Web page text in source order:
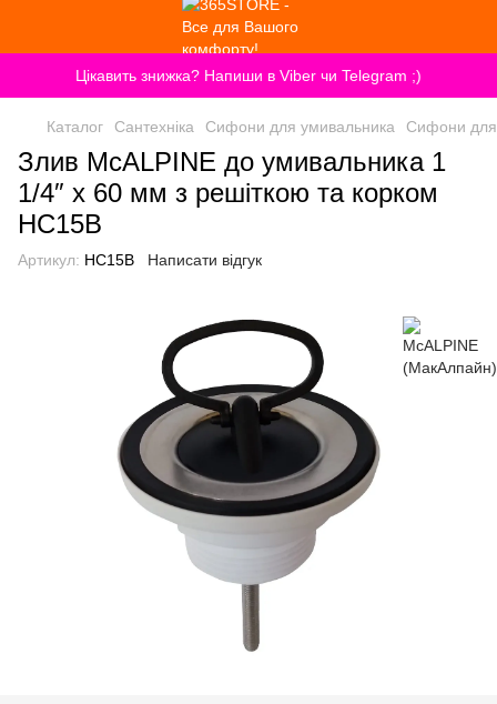
Цікавить знижка? Напиши в Viber чи Telegram ;)
Каталог Сантехніка Сифони для умивальника Сифони для
Злив McALPINE до умивальника 1
1/4″ x 60 мм з решіткою та корком
HC15B
Артикул: HC15B Написати відгук